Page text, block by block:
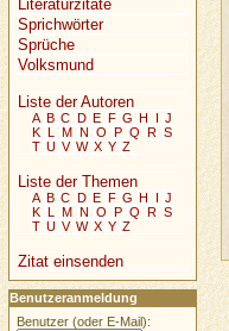
Literaturzitate
Sprichwörter
Sprüche
Volksmund
Liste der Autoren
A B C D E F G H I J
K L M N O P Q R S
T U V W X Y Z
Liste der Themen
A B C D E F G H I J
K L M N O P Q R S
T U V W X Y Z
Zitat einsenden
Benutzeranmeldung
Benutzer (oder E-Mail):